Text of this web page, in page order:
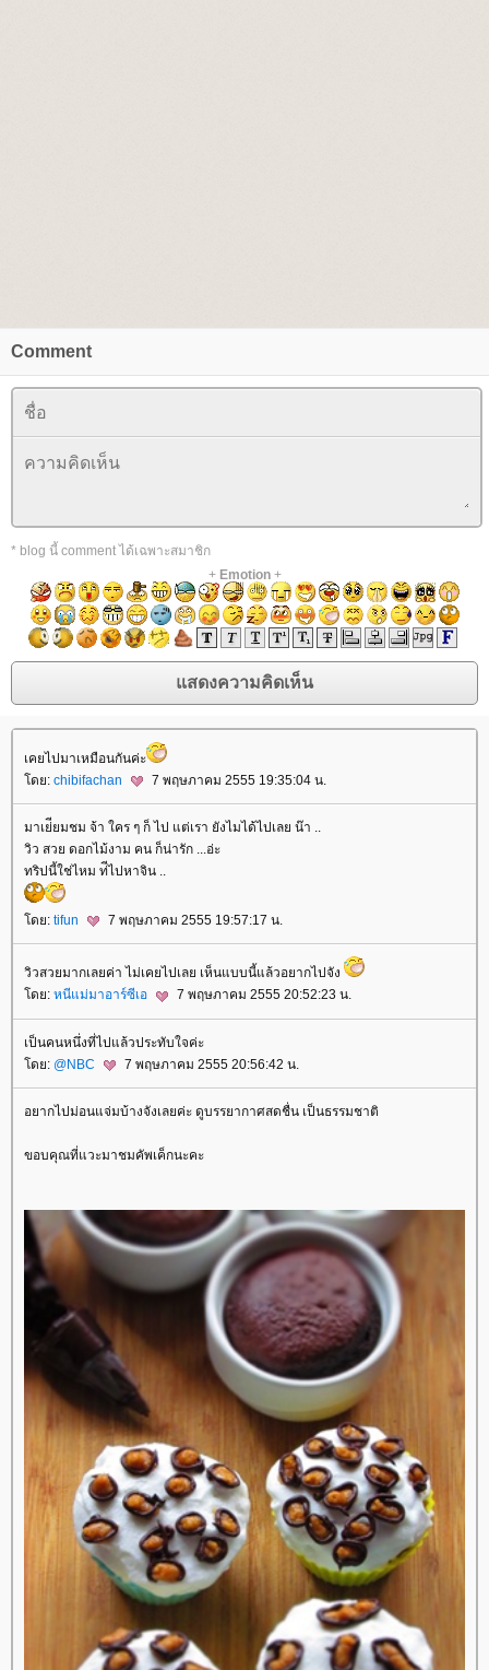
Comment
* blog นี้ comment ได้เฉพาะสมาชิก
+ Emotion+
เคยไปมาเหมือนกันค่ะ
ดย: chibifachan 7 พฤษภาคม 2555 19:35:04 น.
มาเย่ียมชม จ้า ใคร ๆ ก็ ไป แต่เรา ยังไมได้ไปเลย น๊า ..
วิว สวย ดอกไม้งาม คน ก็น่ารัก ...อ่ะ
ทริปนี้ใช่ไหม ท่ีไปหาจิน ..
ดย: tifun 7 พฤษภาคม 2555 19:57:17 น.
วิวสวยมากเลยค่า ไม่เคยไปเลย เห็นแบบนี้แล้วอยากไปจัง
ดย: หนีแม่มาอาร์ซีเอ 7 พฤษภาคม 2555 20:52:23 น.
เป็นคนหนึ่งที่ไปแล้วประทับใจค่ะ
ดย: @NBC 7 พฤษภาคม 2555 20:56:42 น.
อยากไปม่อนแจ่มบ้างจังเลยค่ะ ดูบรรยากาศสดชื่น เป็นธรรมชาติ
ขอบคุณที่แวะมาชมคัพเค็กนะคะ